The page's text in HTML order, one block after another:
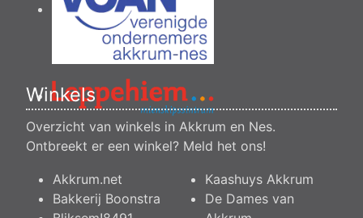
Winkels
Overzicht van winkels in Akkrum en Nes.
Ontbreekt er een winkel? Meld het ons!
Akkrum.net
Bakkerij Boonstra
Kaashuys Akkrum
De Dames van